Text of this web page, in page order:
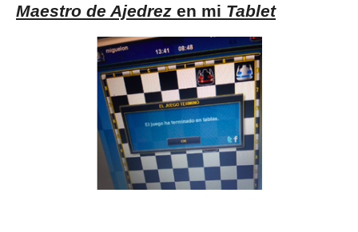
Maestro de Ajedrez en mi Tablet